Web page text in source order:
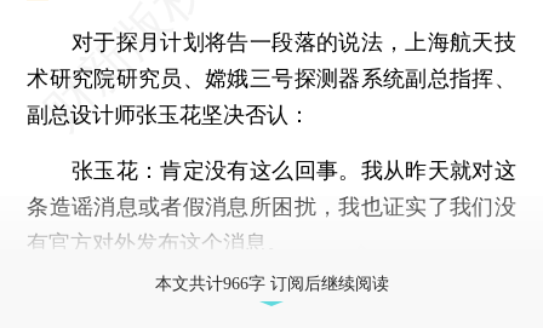
对于探月计划将告一段落的说法，上海航天技
术研究院研究员、嫦娥三号探测器系统副总指挥、
副总设计师张玉花坚决否认：
张玉花：肯定没有这么回事。我从昨天就对这
条造谣消息或者假消息所困扰，我也证实了我们没
有官方对外发布这个消息。
本文共计966字 订阅后继续阅读